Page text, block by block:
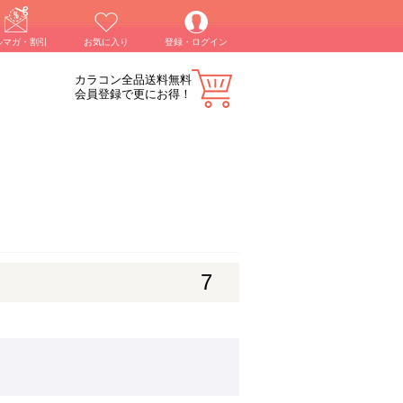
マガ・割引 お気に入り 登録・ログイン
カラコン全品送料無料
会員登録で更にお得！
7